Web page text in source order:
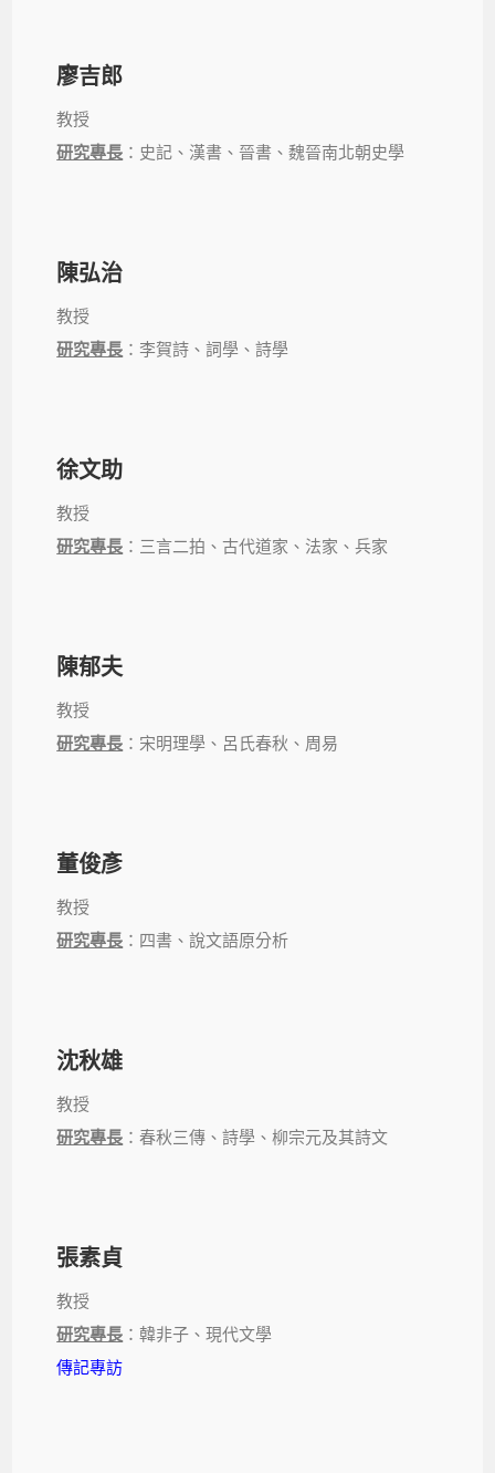
廖吉郎
教授
研究專長 ：史記、漢書、晉書、魏晉南北朝史學
陳弘治
教授
研究專長 ：李賀詩、詞學、詩學
徐文助
教授
研究專長 ：三言二拍、古代道家、法家、兵家
陳郁夫
教授
研究專長 ：宋明理學、呂氏春秋、周易
董俊彥
教授
研究專長 ：四書、說文語原分析
沈秋雄
教授
研究專長 ：春秋三傳、詩學、柳宗元及其詩文
張素貞
教授
研究專長 ：韓非子、現代文學
傳記專訪